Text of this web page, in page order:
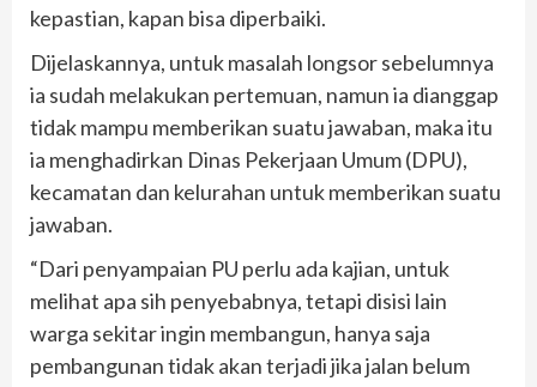
kepastian, kapan bisa diperbaiki.
Dijelaskannya, untuk masalah longsor sebelumnya
ia sudah melakukan pertemuan, namun ia dianggap
tidak mampu memberikan suatu jawaban, maka itu
ia menghadirkan Dinas Pekerjaan Umum (DPU),
kecamatan dan kelurahan untuk memberikan suatu
jawaban.
“Dari penyampaian PU perlu ada kajian, untuk
melihat apa sih penyebabnya, tetapi disisi lain
warga sekitar ingin membangun, hanya saja
pembangunan tidak akan terjadi jika jalan belum